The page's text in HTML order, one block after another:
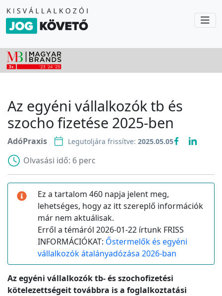
Az egyéni vállalkozók tb és
szocho fizetése 2025-ben
AdóPraxis Legutoljára frissítve: 2025.05.05
Olvasási idő: 6 perc
Ez a tartalom 460 napja jelent meg,
lehetséges, hogy az itt szereplő információk
már nem aktuálisak.
Erről a témáról 2026-01-22 írtunk FRISS
INFORMÁCIÓKAT: Őstermelők és egyéni
vállalkozók átalányadózása 2026-ban
Az egyéni vállalkozók tb- és szochofizetési
kötelezettségeit továbbra is a foglalkoztatási